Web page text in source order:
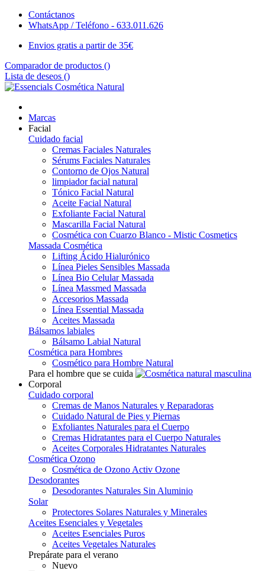
Contáctanos
WhatsApp / Teléfono - 633.011.626
Envios gratis a partir de 35€
Comparador de productos ()
Lista de deseos ()
Marcas
Facial
Cuidado facial
Cremas Faciales Naturales
Sérums Faciales Naturales
Contorno de Ojos Natural
limpiador facial natural
Tónico Facial Natural
Aceite Facial Natural
Exfoliante Facial Natural
Mascarilla Facial Natural
Cosmética con Cuarzo Blanco - Mistic Cosmetics
Massada Cosmética
Lifting Ácido Hialurónico
Línea Pieles Sensibles Massada
Línea Bio Celular Massada
Línea Massmed Massada
Accesorios Massada
Línea Essential Massada
Aceites Massada
Bálsamos labiales
Bálsamo Labial Natural
Cosmética para Hombres
Cosmético para Hombre Natural
Para el hombre que se cuida
Corporal
Cuidado corporal
Cremas de Manos Naturales y Reparadoras
Cuidado Natural de Pies y Piernas
Exfoliantes Naturales para el Cuerpo
Cremas Hidratantes para el Cuerpo Naturales
Aceites Corporales Hidratantes Naturales
Cosmética Ozono
Cosmética de Ozono Activ Ozone
Desodorantes
Desodorantes Naturales Sin Aluminio
Solar
Protectores Solares Naturales y Minerales
Aceites Esenciales y Vegetales
Aceites Esenciales Puros
Aceites Vegetales Naturales
Prepárate para el verano
Nuevo